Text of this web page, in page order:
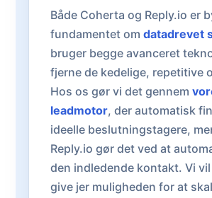
Både Coherta og Reply.io er
fundamentet om datadrevet
bruger begge avanceret
fjerne de kedelige, repetitive
Hos os gør vi det gennem
leadmotor, der automatisk
ideelle beslutningstagere,
Reply.io gør det ved at
den indledende kontakt. Vi
give jer muligheden for at